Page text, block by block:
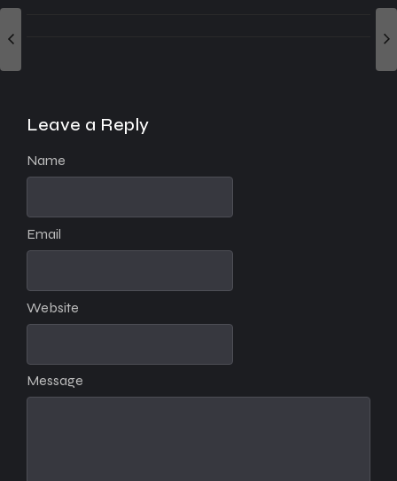
Leave a Reply
Message
Name
Email
Website